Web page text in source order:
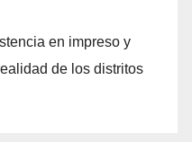
en impreso y
de los distritos